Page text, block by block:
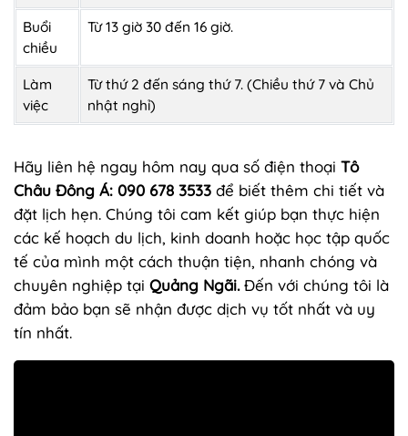
Buổi
chiều
Từ 13 giờ 30 đến 16 giờ.
Làm
việc
Từ thứ 2 đến sáng thứ 7. (Chiều thứ 7 và Chủ
nhật nghỉ)
Hãy liên hệ ngay hôm nay qua số điện thoại Tô
Châu Đông Á: 090 678 3533 để biết thêm chi tiết và
đặt lịch hẹn. Chúng tôi cam kết giúp bạn thực hiện
các kế hoạch du lịch, kinh doanh hoặc học tập quốc
tế của mình một cách thuận tiện, nhanh chóng và
chuyên nghiệp tại Quảng Ngãi.Đến với chúng tôi là
đảm bảo bạn sẽ nhận được dịch vụ tốt nhất và uy
tín nhất.